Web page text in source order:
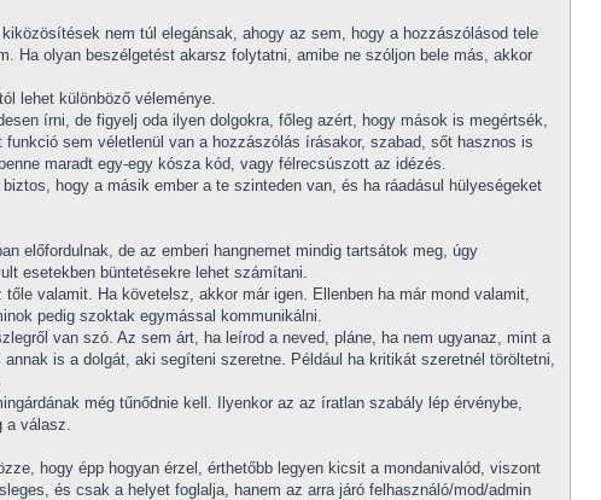
nem túl elegánsak, ahogy az sem, hogy a hozzászólásod tele
Ha olyan beszélgetést akarsz folytatni, amibe ne szóljon bele más, akkor
lehet különböző véleménye.
írni, de figyelj oda ilyen dolgokra, főleg azért, hogy mások is megértsék,
sem véletlenül van a hozzászólás írásakor, szabad, sőt hasznos is
maradt egy-egy kósza kód, vagy félrecsúszott az idézés.
hogy a másik ember a te szinteden van, és ha ráadásul hülyeségeket
előfordulnak, de az emberi hangnemet mindig tartsátok meg, úgy
esetekben büntetésekre lehet számítani.
valamit. Ha követelsz, akkor már igen. Ellenben ha már mond valamit,
pedig szoktak egymással kommunikálni.
van szó. Az sem árt, ha leírod a neved, pláne, ha nem ugyanaz, mint a
is a dolgát, aki segíteni szeretne. Például ha kritikát szeretnél töröltetni,
még tűnődnie kell. Ilyenkor az az íratlan szabály lép érvénybe,
a válasz.
hogy épp hogyan érzel, érthetőbb legyen kicsit a mondanivalód, viszont
és csak a helyet foglalja, hanem az arra járó felhasználó/mod/admin